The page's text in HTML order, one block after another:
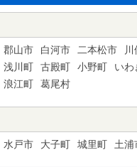
郡山市 白河市 二本松市
浅川町
古殿町 小野町 いわ
浪江町
葛尾村
水戸市 大子町 城里町 土浦